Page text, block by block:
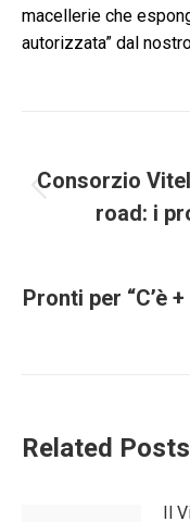
macellerie che
autorizzata” dal
tra
post
Consorzio
road: i
Pronti per “C’è
Related Posts
Il